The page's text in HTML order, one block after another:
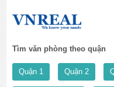
Tìm văn phòng theo quận
Quận 1 Quận 2